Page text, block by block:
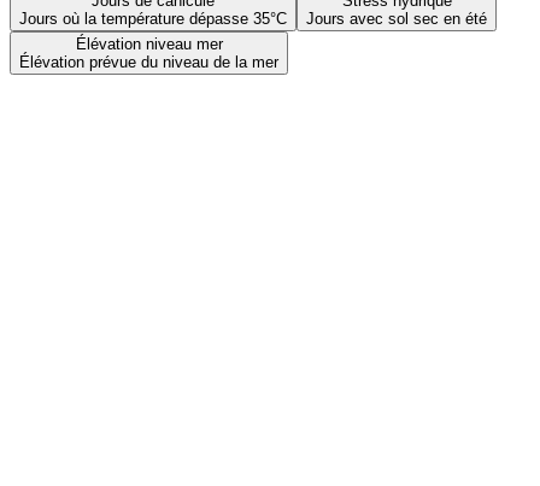
Jours où la température dépasse 35°C
Jours avec sol sec en été
Élévation niveau mer
Élévation prévue du niveau de la mer